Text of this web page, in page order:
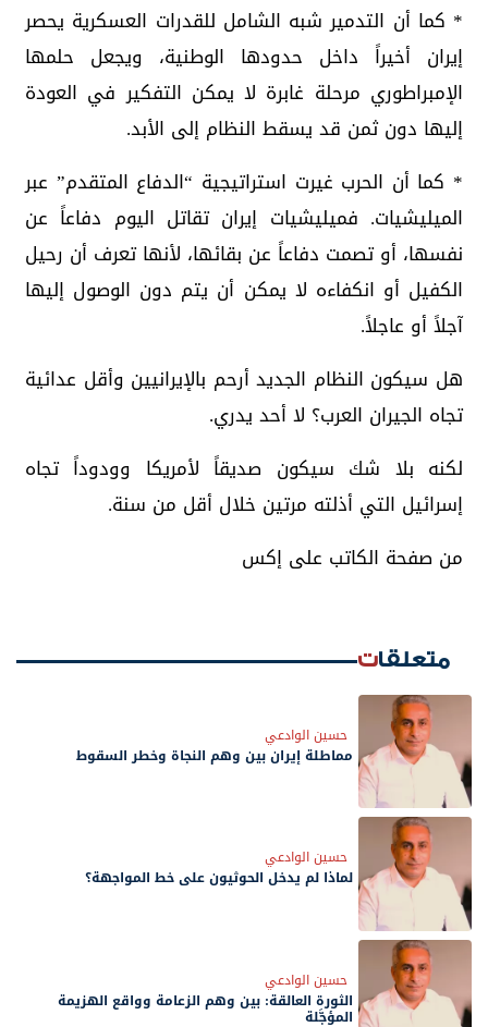
* كما أن التدمير شبه الشامل للقدرات العسكرية يحصر
إيران أخيراً داخل حدودها الوطنية، ويجعل حلمها
الإمبراطوري مرحلة غابرة لا يمكن التفكير في العودة
إليها دون ثمن قد يسقط النظام إلى الأبد.
* كما أن الحرب غيرت استراتيجية “الدفاع المتقدم” عبر
الميليشيات. فميليشيات إيران تقاتل اليوم دفاعاً عن
نفسها، أو تصمت دفاعاً عن بقائها، لأنها تعرف أن رحيل
الكفيل أو انكفاءه لا يمكن أن يتم دون الوصول إليها
آجلاً أو عاجلاً.
هل سيكون النظام الجديد أرحم بالإيرانيين وأقل عدائية
تجاه الجيران العرب؟ لا أحد يدري.
لكنه بلا شك سيكون صديقاً لأمريكا وودوداً تجاه
إسرائيل التي أذلته مرتين خلال أقل من سنة.
من صفحة الكاتب على إكس
متعلقات
حسين الوادعي
مماطلة إيران بين وهم النجاة وخطر السقوط
حسين الوادعي
لماذا لم يدخل الحوثيون على خط المواجهة؟
حسين الوادعي
الثورة العالقة: بين وهم الزعامة وواقع الهزيمة
المؤجَّلة